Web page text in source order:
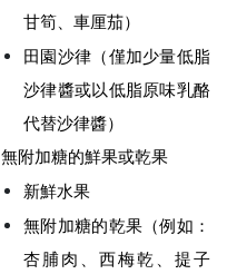
甘筍、車厘茄）
田園沙律（僅加少量低脂
沙律醬或以低脂原味乳酪
代替沙律醬）
無附加糖的鮮果或乾果
新鮮水果
無附加糖的乾果（例如：
杏脯肉、西梅乾、提子